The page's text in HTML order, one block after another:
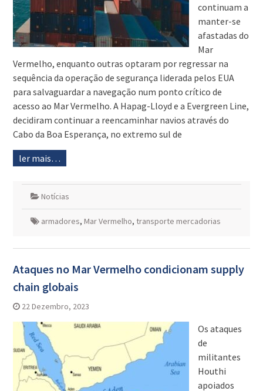
continuam a
manter-se
afastadas do
Mar
Vermelho, enquanto outras optaram por regressar na
sequência da operação de segurança liderada pelos EUA
para salvaguardar a navegação num ponto crítico de
acesso ao Mar Vermelho. A Hapag-Lloyd e a Evergreen Line,
decidiram continuar a reencaminhar navios através do
Cabo da Boa Esperança, no extremo sul de
ler mais…
Notícias
armadores, Mar Vermelho, transporte mercadorias
Ataques no Mar Vermelho condicionam supply
chain globais
22 Dezembro, 2023
Os ataques
de
militantes
Houthi
apoiados